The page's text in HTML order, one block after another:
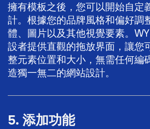
擁有模板之後，您可以開始自定
計。根據您的品牌風格和偏好調
體、圖片以及其他視覺要素。
設者提供直觀的拖放界面，讓您
整元素位置和大小，無需任何編
造獨一無二的網站設計。
5. 添加功能